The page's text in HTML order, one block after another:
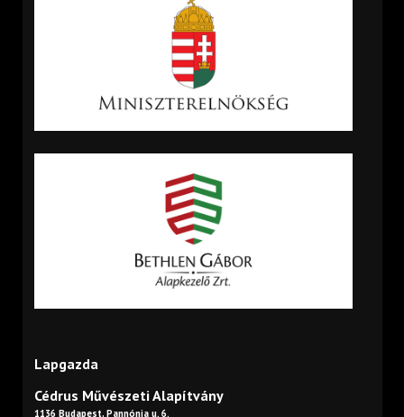
Lapgazda
Cédrus Művészeti Alapítvány
1136 Budapest, Pannónia u. 6.